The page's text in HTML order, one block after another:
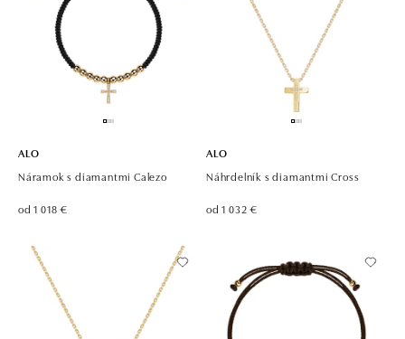
ALO
Náramok s diamantmi Calezo
od 1 018 €
ALO
Náhrdelník s diamantmi Cross
od 1 032 €